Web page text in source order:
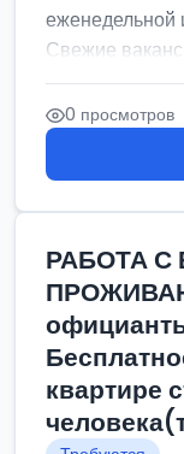
еженедельной
Свежие
0 просмотров
РАБОТА
квартире